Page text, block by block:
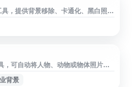
，提供背景移除、卡通化、黑白照片
清晰度增强、人脸检测等功能。网站
创意图像效果和优化图片质量。
可自动将人物、动物或物体照片的
景、专业头像、个人资料图片和电商
片并下载高分辨率结果，适合个人展
背景